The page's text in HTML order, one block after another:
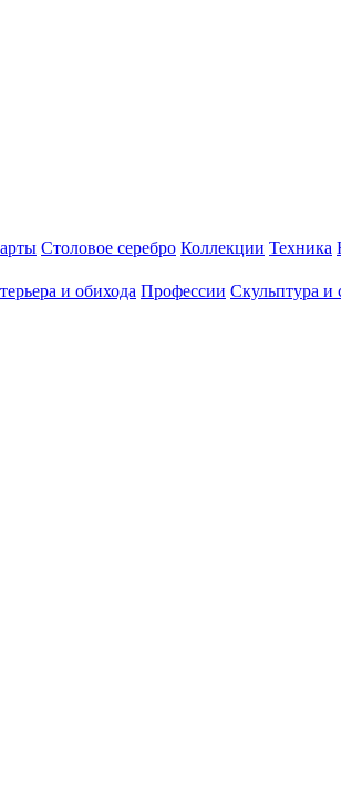
Столовое серебро Коллекции Техника
и обихода Профессии Скульптура и